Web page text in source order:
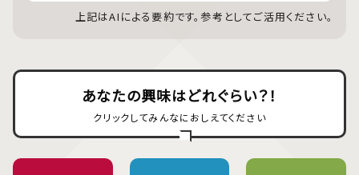
上記はAIによる要約です。参考としてご活用ください。
あなたの興味はどれぐらい？！
クリックしてみんなにおしえてください